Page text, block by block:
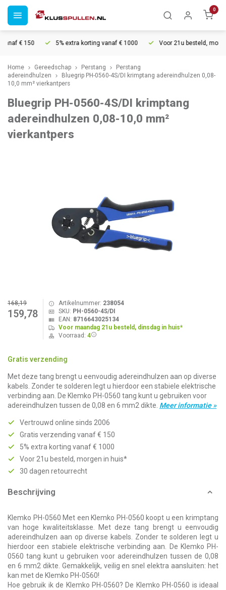
0
€ 150 5% extra korting vanaf € 1000 Voor 21u besteld, morgen
Home Gereedschap Perstang
Perstang
adereindhulzen
Bluegrip PH-0560-4S/DI krimptang adereindhulzen 0,08-
10,0 mm² vierkantpers
Bluegrip PH-0560-4S/DI krimptang
adereindhulzen 0,08-10,0 mm²
vierkantpers
168,19
159,78
Artikelnummer: 238054
SKU: PH-0560-4S/DI
EAN: 8716643025134
Voor maandag 21u besteld, dinsdag in huis*
Voorraad: 4
Gratis verzending
Met deze tang brengt u eenvoudig adereindhulzen aan op diverse
kabels. Zonder te solderen legt u hierdoor een stabiele elektrische
verbinding aan. De Klemko PH-0560 tang kunt u gebruiken voor
adereindhulzen tussen de 0,08 en 6 mm2 dikte. Meer informatie »
Vertrouwd online sinds 2006
Gratis verzending vanaf € 150
5% extra korting vanaf € 1000
Voor 21u besteld, morgen in huis*
30 dagen retourrecht
Beschrijving
Klemko PH-0560 Met een Klemko PH-0560 koopt u een krimptang
van hoge kwaliteitsklasse. Met deze tang brengt u eenvoudig
adereindhulzen aan op diverse kabels. Zonder te solderen legt u
hierdoor een stabiele elektrische verbinding aan. De Klemko PH-
0560 tang kunt u gebruiken voor adereindhulzen tussen de 0,08
en 6 mm2 dikte. Gemakkelijk, veilig en snel elektra aansluiten: het
kan met de Klemko PH-0560!
Hoe gebruik ik de Klemko PH-0560? De Klemko PH-0560 is ideaal